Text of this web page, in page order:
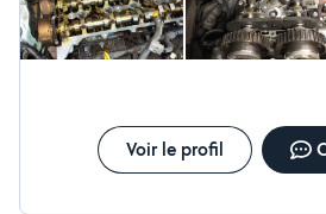
Voir le profil